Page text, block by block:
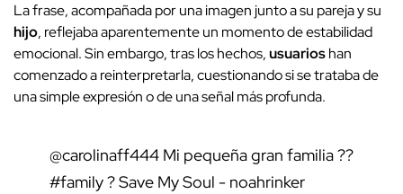
La frase, acompañada por una imagen junto a su pareja y su
hijo, reflejaba aparentemente un momento de estabilidad
emocional. Sin embargo, tras los hechos,usuarioshan
comenzado a reinterpretarla, cuestionando si se trataba de
una simple expresión o de una señal más profunda.
@carolinaff444 Mi pequeña gran familia ??
#family? Save My Soul - noahrinker